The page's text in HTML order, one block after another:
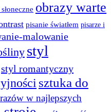
obrazy warte
pisanie światłem pisarze i
malowanie
styl
styl romantyczny
sztuka do
w najlepszych